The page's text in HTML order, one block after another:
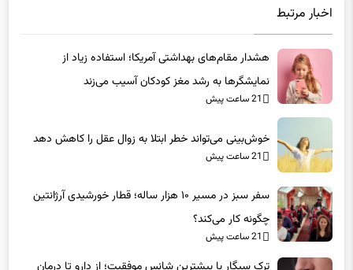
هشدار مقام‌های بهداشتی آمریکا؛ استفاده زیاد از
نمایشگرها به رشد مغز کودکان آسیب می‌زند
21 ساعت پیش
21 ساعت پیش
چگونه کار می‌کند؟
21 ساعت پیش
ترک سیگار با بیشترین شانس موفقیت؛ از دارو تا درمان